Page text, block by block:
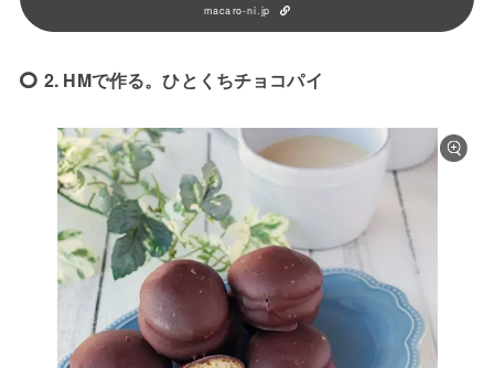
macaro-ni.jp
2. HMで作る。ひとくちチョコパイ